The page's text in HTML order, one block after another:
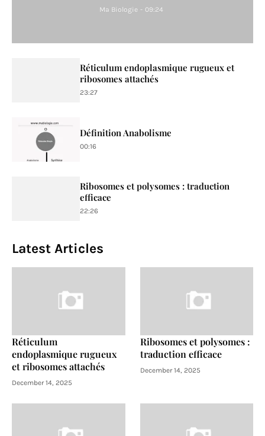
Ma Biologie - 09:24
Réticulum endoplasmique rugueux et
ribosomes attachés
23:27
Définition Anabolisme
00:16
Ribosomes et polysomes : traduction
efficace
22:26
Latest Articles
Réticulum
endoplasmique rugueux
et ribosomes attachés
December 14, 2025
Ribosomes et polysomes :
traduction efficace
December 14, 2025